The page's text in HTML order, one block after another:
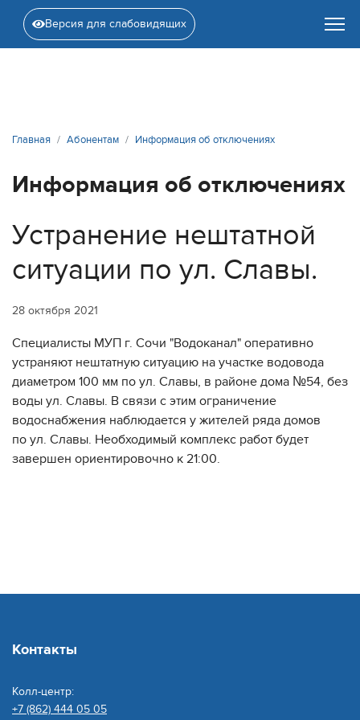
Версия для слабовидящих
Главная Абонентам Информация об отключениях
Информация об отключениях
Устранение нештатной
ситуации по ул. Славы.
28 октября 2021
Специалисты МУП г. Сочи "Водоканал" оперативно
устраняют нештатную ситуацию на участке водовода
диаметром 100 мм по ул. Славы, в районе дома №54, без
воды ул. Славы. В связи с этим ограничение
водоснабжения наблюдается у жителей ряда домов
по ул. Славы. Необходимый комплекс работ будет
завершен ориентировочно к 21:00.
Контакты
Колл-центр:
+7 (862) 444 05 05